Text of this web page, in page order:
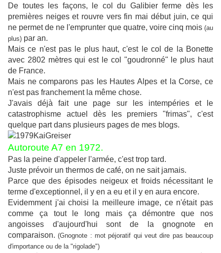
De toutes les façons, le col du Galibier ferme dès les
premières neiges et rouvre vers fin mai début juin, ce qui
ne permet de ne l'emprunter que quatre, voire cinq mois (au
plus) par an.
Mais ce n'est pas le plus haut, c'est le col de la Bonette
avec 2802 mètres qui est le col "goudronné" le plus haut
de France.
Mais ne comparons pas les Hautes Alpes et la Corse, ce
n'est pas franchement la même chose.
J'avais déjà fait une page sur les intempéries et le
catastrophisme actuel dès les premiers "frimas", c'est
quelque part dans plusieurs pages de mes blogs.
Autoroute A7 en 1972.
Pas la peine d'appeler l'armée, c'est trop tard.
Juste prévoir un thermos de café, on ne sait jamais.
Parce que des épisodes neigeux et froids nécessitant le
terme d'exceptionnel, il y en a eu et il y en aura encore.
Evidemment j'ai choisi la meilleure image, ce n'était pas
comme ça tout le long mais ça démontre que nos
angoisses d'aujourd'hui sont de la gnognote en
comparaison.(Gnognote : mot péjoratif qui veut dire pas beaucoup
d'importance ou de la "rigolade")